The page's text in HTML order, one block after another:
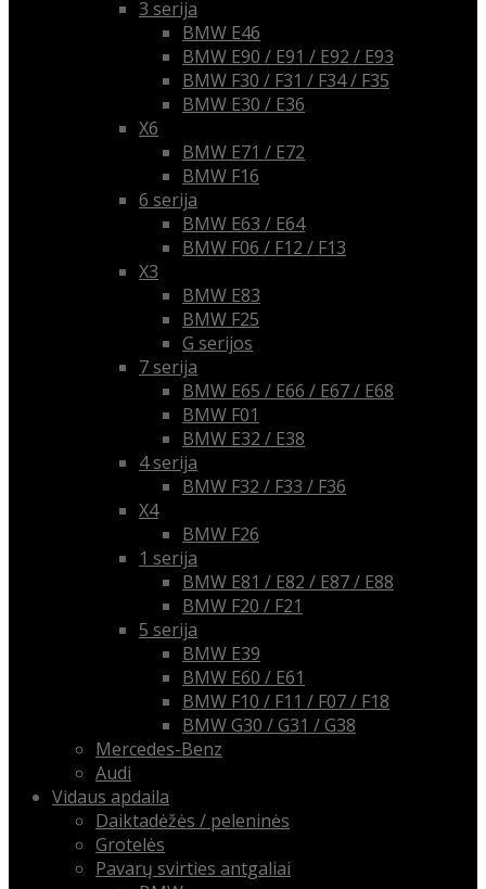
3 serija
BMW E46
BMW E90 / E91 / E92 / E93
BMW F30 / F31 / F34 / F35
BMW E30 / E36
X6
BMW E71 / E72
BMW F16
6 serija
BMW E63 / E64
BMW F06 / F12 / F13
X3
BMW E83
BMW F25
G serijos
7 serija
BMW E65 / E66 / E67 / E68
BMW F01
BMW E32 / E38
4 serija
BMW F32 / F33 / F36
X4
BMW F26
1 serija
BMW E81 / E82 / E87 / E88
BMW F20 / F21
5 serija
BMW E39
BMW E60 / E61
BMW F10 / F11 / F07 / F18
BMW G30 / G31 / G38
Mercedes-Benz
Audi
Vidaus apdaila
Daiktadėžės / peleninės
Grotelės
Pavarų svirties antgaliai